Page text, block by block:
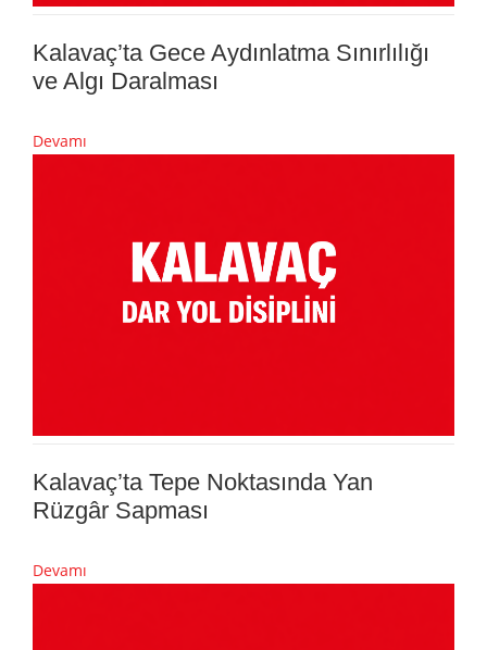
Kalavaç’ta Gece Aydınlatma Sınırlılığı
ve Algı Daralması
Devamı
Kalavaç’ta Tepe Noktasında Yan
Rüzgâr Sapması
Devamı